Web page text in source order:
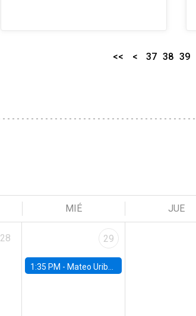
<< < 37 38 39
MIÉ JUE
28 29
1:35 PM - Mateo Uribe-Castro, Universidad de los Andes (Colombia)